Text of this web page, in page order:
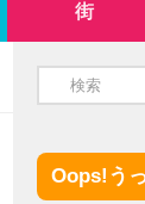
街
Oops!う